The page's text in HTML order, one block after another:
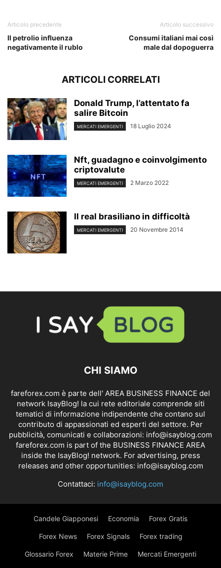
Articolo precedente
Il petrolio influenza
negativamente il rublo
Articolo successivo
Consumi italiani mai così
male dal dopoguerra
ARTICOLI CORRELATI
Donald Trump, l’attentato fa
salire Bitcoin
MERCATI EMERGENTI 18 Luglio 2024
Nft, guadagno e coinvolgimento
criptovalute
MERCATI EMERGENTI 2 Marzo 2022
Il real brasiliano in difficoltà
MERCATI EMERGENTI 20 Novembre 2014
CHI SIAMO
fareforex.com è parte dell' AREA BUSINESS FINANCE del
network IsayBlog! la cui rete editoriale comprende siti
tematici di informazione indipendente che contano sul
contributo di appassionati ed esperti del settore. Per
pubblicità, comunicati e collaborazioni: info@isayblog.com
fareforex.com is part of the BUSINESS FINANCE AREA
inside the IsayBlog! network. For advertising, press
releases and other opportunities: info@isayblog.com
Contattaci: info@isayblog.com
Candele Giapponesi Economia Forex Gratis
Forex News Forex Signals Forex trading
Glossario Forex Materie Prime Mercati Emergenti